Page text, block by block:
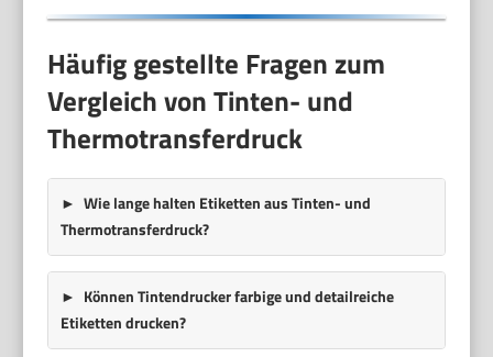
Häufig gestellte Fragen zum
Vergleich von Tinten- und
Thermotransferdruck
Wie lange halten Etiketten aus Tinten- und
Thermotransferdruck?
Können Tintendrucker farbige und detailreiche
Etiketten drucken?